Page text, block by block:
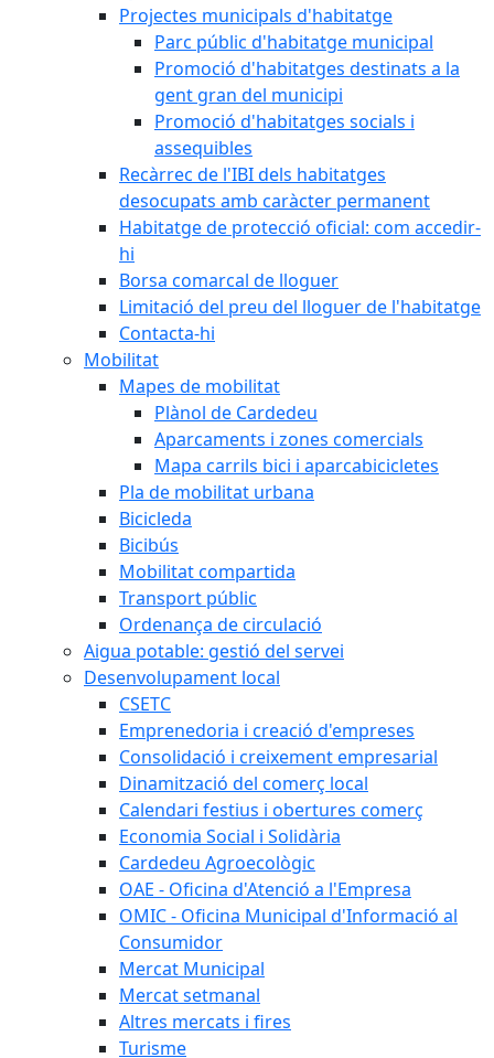
Projectes municipals d'habitatge
Parc públic d'habitatge municipal
Promoció d'habitatges destinats a la
gent gran del municipi
Promoció d'habitatges socials i
assequibles
Recàrrec de l'IBI dels habitatges
desocupats amb caràcter permanent
Habitatge de protecció oficial: com accedir-
hi
Borsa comarcal de lloguer
Limitació del preu del lloguer de l'habitatge
Contacta-hi
Mobilitat
Mapes de mobilitat
Plànol de Cardedeu
Aparcaments i zones comercials
Mapa carrils bici i aparcabicicletes
Pla de mobilitat urbana
Bicicleda
Bicibús
Mobilitat compartida
Transport públic
Ordenança de circulació
Aigua potable: gestió del servei
Desenvolupament local
CSETC
Emprenedoria i creació d'empreses
Consolidació i creixement empresarial
Dinamització del comerç local
Calendari festius i obertures comerç
Economia Social i Solidària
Cardedeu Agroecològic
OAE - Oficina d'Atenció a l'Empresa
OMIC - Oficina Municipal d'Informació al
Consumidor
Mercat Municipal
Mercat setmanal
Altres mercats i fires
Turisme